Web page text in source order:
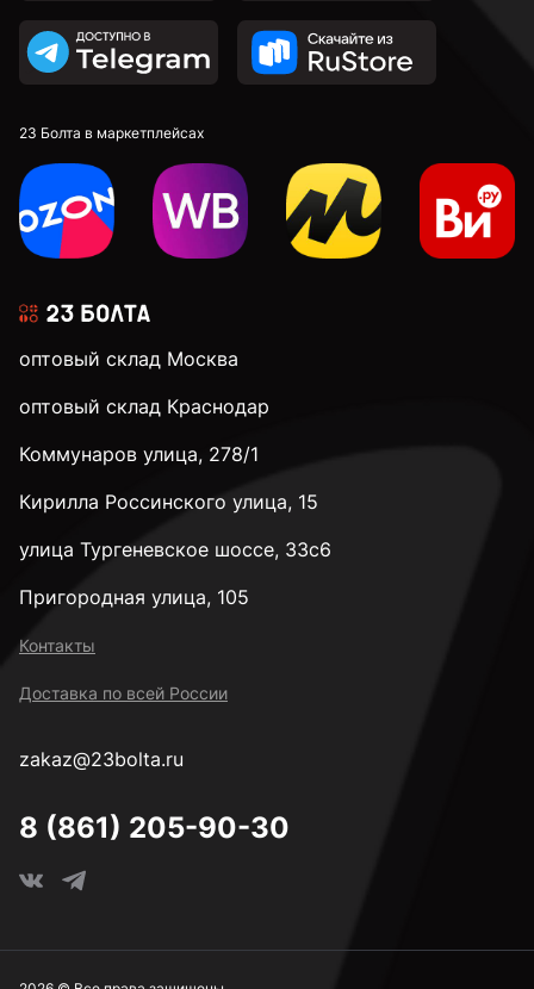
23 Болта в маркетплейсах
оптовый склад Москва
оптовый склад Краснодар
Коммунаров улица, 278/1
Кирилла Россинского улица, 15
улица Тургеневское шоссе, 33с6
Пригородная улица, 105
Контакты
Доставка по всей России
zakaz@23bolta.ru
8 (861) 205-90-30